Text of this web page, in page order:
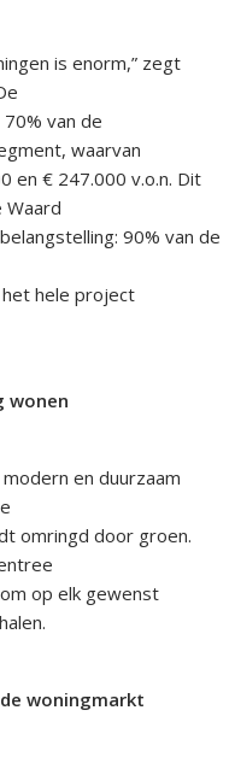
is enorm,” zegt
70% van de
waarvan
en € 247.000 v.o.n. Dit
Waard
90% van de
het hele project
wonen
en duurzaam
omringd door groen.
op elk gewenst
woningmarkt